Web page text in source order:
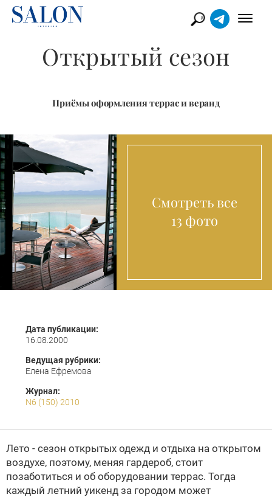
Открытый сезон
Приёмы оформления террас и веранд
Смотреть все
13 фото
Дата публикации:
16.08.2000
Ведущая рубрики:
Елена Ефремова
Журнал:
N6 (150) 2010
Лето - сезон открытых одежд и отдыха на открытом
воздухе, поэтому, меняя гардероб, стоит
позаботиться и об оборудовании террас. Тогда
каждый летний уикенд за городом может